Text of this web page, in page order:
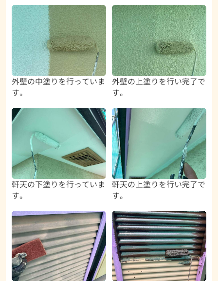
外壁の中塗りを行っていま
す。
外壁の上塗りを行い完了で
す。
軒天の下塗りを行っていま
す。
軒天の上塗りを行い完了で
す。